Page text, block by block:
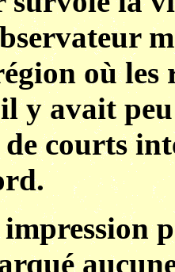
où les
y avait
courts